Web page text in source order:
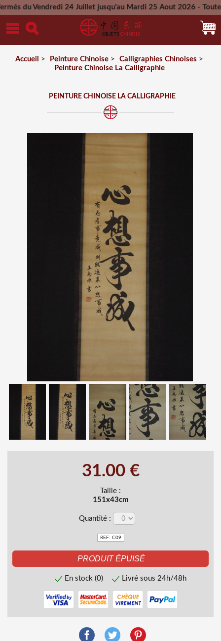
du Vendredi 24 Juillet jusqu'au Mardi 25 Aout 2026 - Toutes
Mercredi 26 Aout 2026
Accueil > Peinture Chinoise > Calligraphies Chinoises >
Peinture Chinoise La Calligraphie
PEINTURE CHINOISE LA CALLIGRAPHIE
31.00 €
Taille :
151x43cm
Quantité :
REF: C09
En stock (0) Livré sous 24h/48h